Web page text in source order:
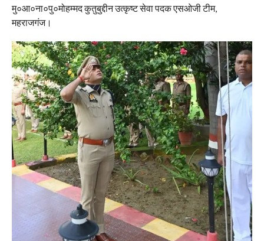
मु०आ०ना०पु०मोहम्मद कुतुबुद्दीन उत्कृष्ट सेवा पदक एसओजी टीम,
महराजगंज।